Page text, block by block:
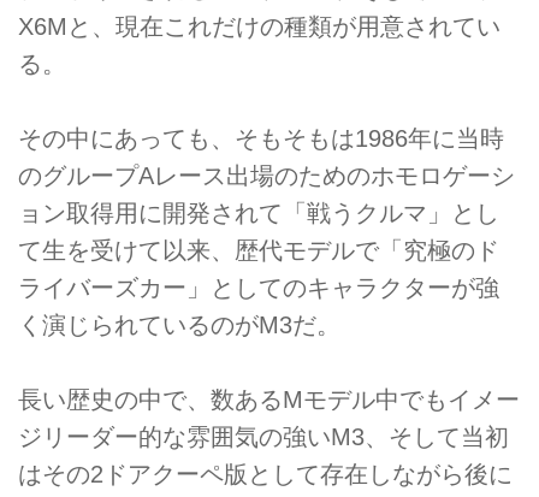
X6Mと、現在これだけの種類が用意されてい
る。
その中にあっても、そもそもは1986年に当時
のグループAレース出場のためのホモロゲーシ
ョン取得用に開発されて「戦うクルマ」とし
て生を受けて以来、歴代モデルで「究極のド
ライバーズカー」としてのキャラクターが強
く演じられているのがM3だ。
長い歴史の中で、数あるMモデル中でもイメー
ジリーダー的な雰囲気の強いM3、そして当初
はその2ドアクーペ版として存在しながら後に